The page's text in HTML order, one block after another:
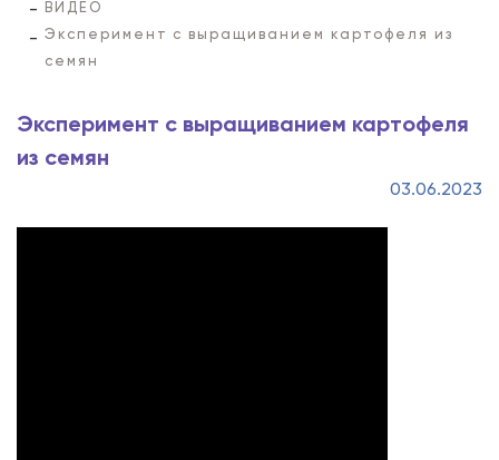
ВИДЕО
Эксперимент с выращиванием картофеля из
семян
Эксперимент с выращиванием картофеля
из семян
03.06.2023